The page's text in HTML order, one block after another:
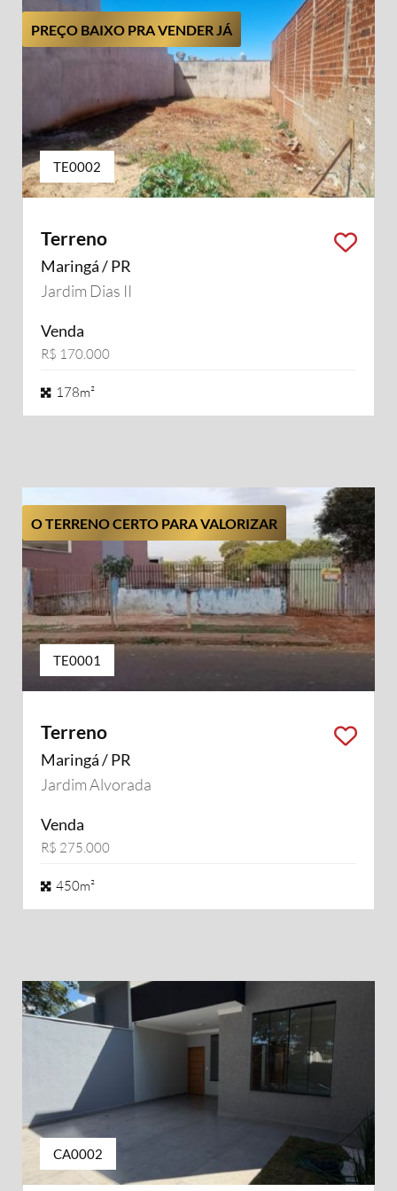
PREÇO BAIXO PRA VENDER JÁ
TE0002
Terreno
Maringá / PR
Jardim Dias II
Venda
R$ 170.000
178m²
O TERRENO CERTO PARA VALORIZAR
TE0001
Terreno
Maringá / PR
Jardim Alvorada
Venda
R$ 275.000
450m²
CA0002